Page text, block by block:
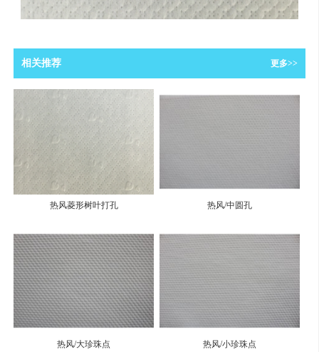
相关推荐 更多>>
热风菱形树叶打孔 热风/中圆孔
热风/大珍珠点 热风/小珍珠点